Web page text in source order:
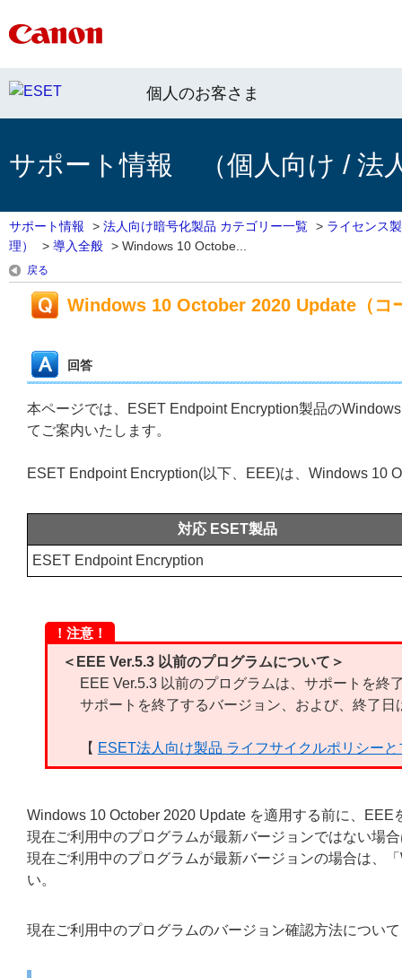
個人のお客さま
サポート情報 （個人向け / 法
サポート情報 > 法人向け暗号化製品 カテゴリー一覧 > ライセンス
理）
> 導入全般 > Windows 10 Octobe...
戻る
Windows 10 October 2020 Update（コ
回答
本ページでは、ESET Endpoint Encryption製品の
てご案内いたします。
ESET Endpoint Encryption(以下、EEE)は、Windows 10
対応 ESET製品
ESET Endpoint Encryption
！注意！
＜EEE Ver.5.3 以前のプログラムについて＞
EEE Ver.5.3 以前のプログラムは、サポートを終
サポートを終了するバージョン、および、終了
【 ESET法人向け製品 ライフサイクルポリシー
Windows 10 October 2020 Update を適用する前に、EEE
現在ご利用中のプログラムが最新バージョンではない場
現在ご利用中のプログラムが最新バージョンの場合は、
い。
現在ご利用中のプログラムのバージョン確認方法について